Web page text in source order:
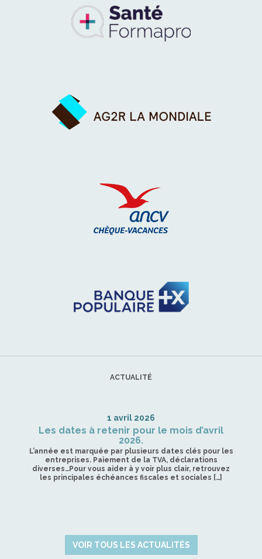
ACTUALITÉ
1 avril 2026
Les dates à retenir pour le mois d’avril
2026.
L’année est marquée par plusieurs dates clés pour les
entreprises. Paiement de la TVA, déclarations
diverses…Pour vous aider à y voir plus clair, retrouvez
les principales échéances fiscales et sociales […]
VOIR TOUS LES ACTUALITÉS